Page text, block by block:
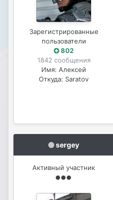
Зарегистрированные
пользователи
802
1842 сообщения
Имя: Алексей
Откуда: Saratov
sergey
Активный участник